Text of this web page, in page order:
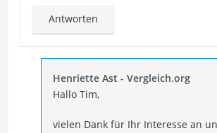
Antworten
Henriette Ast - Vergleich.org
Hallo Tim,
vielen Dank für Ihr Interesse an